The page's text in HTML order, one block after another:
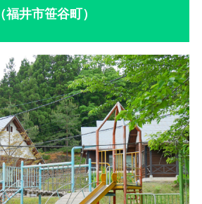
（福井市笹谷町）